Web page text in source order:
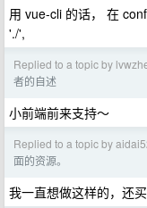
用 vue-cli 的话， 在
'./',
Replied to a topic by
者的自述
小前端前来支持～
Replied to a topic by
面的资源。
我一直想做这样的，还